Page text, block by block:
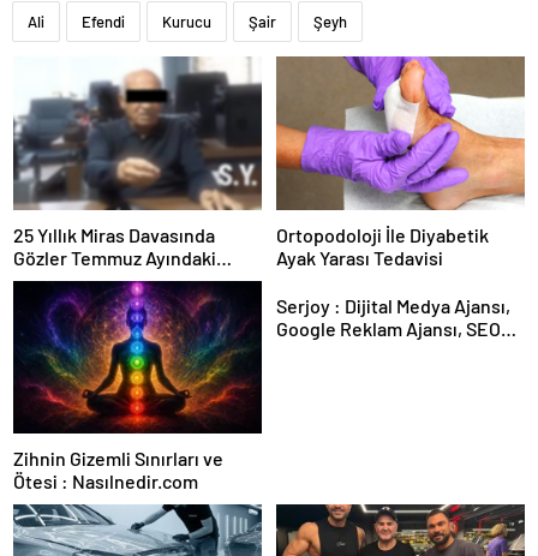
Ali Efendi Kurucu Şair Şeyh
25 Yıllık Miras Davasında
Gözler Temmuz Ayındaki
Karar Duruşmasına Çevrildi
Ortopodoloji İle Diyabetik
Ayak Yarası Tedavisi
Zihnin Gizemli Sınırları ve
Ötesi : Nasılnedir.com
Serjoy : Dijital Medya Ajansı,
Google Reklam Ajansı, SEO